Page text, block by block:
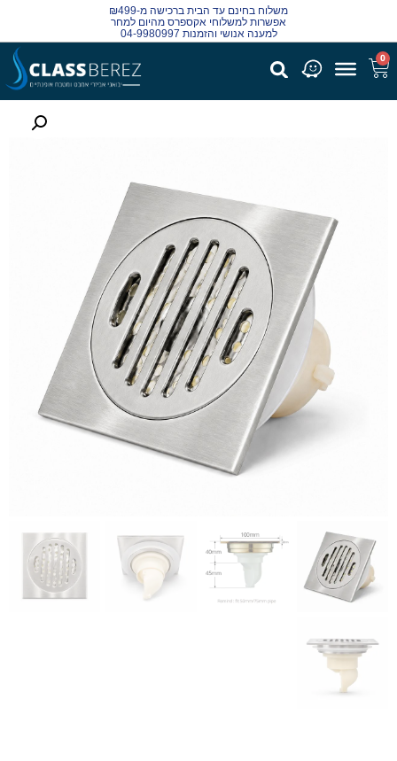
משלוח בחינם עד הבית ברכישה מ-₪499
אפשרות למשלוחי אקספרס מהיום למחר
למענה אנושי והזמנות 04-9980997
0